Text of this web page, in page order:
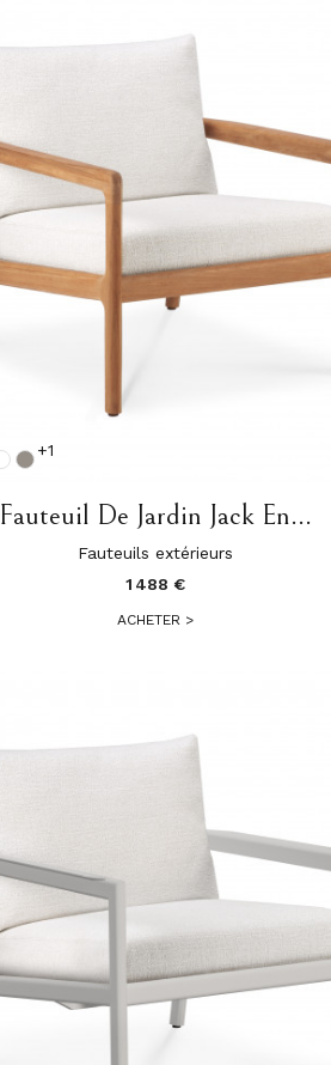
+1
Fauteuil De Jardin Jack En...
Fauteuils extérieurs
1 488 €
ACHETER >